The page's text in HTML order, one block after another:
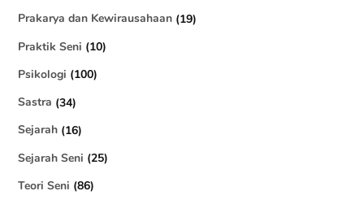
Prakarya dan Kewirausahaan (19)
Praktik Seni (10)
Psikologi (100)
Sastra (34)
Sejarah (16)
Sejarah Seni (25)
Teori Seni (86)